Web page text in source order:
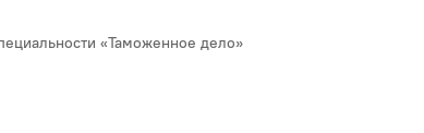
«Таможенное дело»